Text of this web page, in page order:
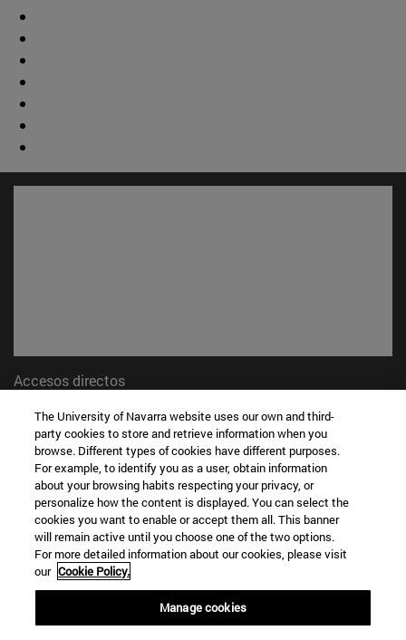
Accesos directos
Mi correo(abre en nueva ventana)
Aula virtual ADI(abre en nueva ventana)
Búsqueda de personas(abre en nueva ventana)
Trabaja con nosotros(abre en nueva ventana)
Información
TFNO +34 948 42 56 00
¿QUÉ GRADO TE INTERESA?
¿QUÉ MÁSTER TE INTERESA?
© Universidad de Navarra
The University of Navarra website uses our own and third-
party cookies to store and retrieve information when you
browse. Different types of cookies have different purposes.
For example, to identify you as a user, obtain information
about your browsing habits respecting your privacy, or
personalize how the content is displayed. You can select the
cookies you want to enable or accept them all. This banner
will remain active until you choose one of the two options.
For more detailed information about our cookies, please visit
our Cookie Policy.
Manage cookies